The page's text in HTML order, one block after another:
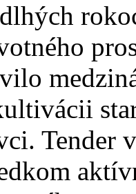
Tender